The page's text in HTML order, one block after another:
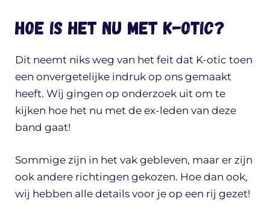
Hoe is het nu met K-otic?
Dit neemt niks weg van het feit dat K-otic toen
een onvergetelijke indruk op ons gemaakt
heeft. Wij gingen op onderzoek uit om te
kijken hoe het nu met de ex-leden van deze
band gaat!
Sommige zijn in het vak gebleven, maar er zijn
ook andere richtingen gekozen. Hoe dan ook,
wij hebben alle details voor je op een rij gezet!